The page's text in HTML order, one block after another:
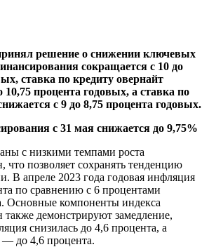
решение о снижении ключевых
сокращается с 10 до
ставка по кредиту овернайт
10,75 процента годовых, а ставка по
с 9 до 8,75 процента годовых.
с низкими темпами роста
что позволяет сохранять тенденцию
В апреле 2023 года годовая инфляция
по сравнению с 6 процентами
Основные компоненты индекса
также демонстрируют замедление,
снизилась до 4,6 процента, а
— до 4,6 процента.